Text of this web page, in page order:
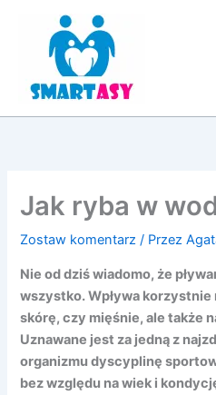
Jak ryba w
Zostaw komentarz / Przez
Nie od dziś wiadomo, że
wszystko. Wpływa
skórę, czy mięśnie, ale także
Uznawane jest za jedną z
organizmu dyscyplinę
bez względu na wiek i